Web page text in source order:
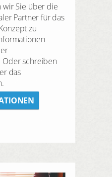
Sie über die
Partner für das
zu
Oder schreiben
das